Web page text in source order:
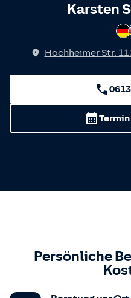
Karsten
Hochheimer Str.
Persönliche